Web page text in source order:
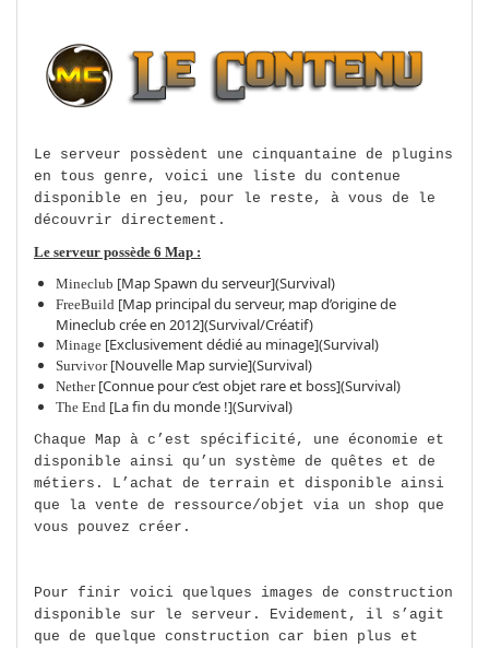
Le serveur possèdent une cinquantaine de plugins
en tous genre, voici une liste du contenue
disponible en jeu, pour le reste, à vous de le
découvrir directement.
Le serveur possède 6 Map :
Mineclub [Map Spawn du serveur](Survival)
FreeBuild [Map principal du serveur, map d’origine de
Mineclub crée en 2012](Survival/Créatif)
Minage [Exclusivement dédié au minage](Survival)
Survivor [Nouvelle Map survie](Survival)
Nether [Connue pour c’est objet rare et boss](Survival)
The End [La fin du monde !](Survival)
Chaque Map à c’est spécificité, une économie et
disponible ainsi qu’un système de quêtes et de
métiers. L’achat de terrain et disponible ainsi
que la vente de ressource/objet via un shop que
vous pouvez créer.
Pour finir voici quelques images de construction
disponible sur le serveur. Evidement, il s’agit
que de quelque construction car bien plus et